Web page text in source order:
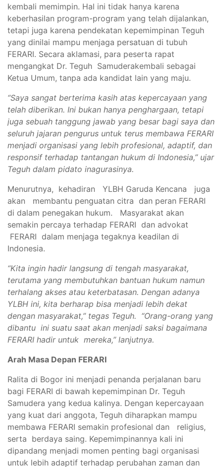
kembali memimpin. Hal ini tidak hanya karena
keberhasilan program-program yang telah dijalankan,
tetapi juga karena pendekatan kepemimpinan Teguh
yang dinilai mampu menjaga persatuan di tubuh
FERARI. Secara aklamasi, para peserta rapat
mengangkat Dr. Teguh Samuderakembali sebagai
Ketua Umum, tanpa ada kandidat lain yang maju.
“Saya sangat berterima kasih atas kepercayaan yang
telah diberikan. Ini bukan hanya penghargaan, tetapi
juga sebuah tanggung jawab yang besar bagi saya dan
seluruh jajaran pengurus untuk terus membawa FERARI
menjadi organisasi yang lebih profesional, adaptif, dan
responsif terhadap tantangan hukum di Indonesia,” ujar
Teguh dalam pidato inagurasinya.
Menurutnya, kehadiran YLBH Garuda Kencana juga
akan membantu penguatan citra dan peran FERARI
di dalam penegakan hukum. Masyarakat akan
semakin percaya terhadap FERARI dan advokat
FERARI dalam menjaga tegaknya keadilan di
Indonesia.
“Kita ingin hadir langsung di tengah masyarakat,
terutama yang membutuhkan bantuan hukum namun
terhalang akses atau keterbatasan. Dengan adanya
YLBH ini, kita berharap bisa menjadi lebih dekat
dengan masyarakat,” tegas Teguh. “Orang-orang yang
dibantu ini suatu saat akan menjadi saksi bagaimana
FERARI hadir untuk mereka,” lanjutnya.
Arah Masa Depan FERARI
Ralita di Bogor ini menjadi penanda perjalanan baru
bagi FERARI di bawah kepemimpinan Dr. Teguh
Samudera yang kedua kalinya. Dengan kepercayaan
yang kuat dari anggota, Teguh diharapkan mampu
membawa FERARI semakin profesional dan religius,
serta berdaya saing. Kepemimpinannya kali ini
dipandang menjadi momen penting bagi organisasi
untuk lebih adaptif terhadap perubahan zaman dan